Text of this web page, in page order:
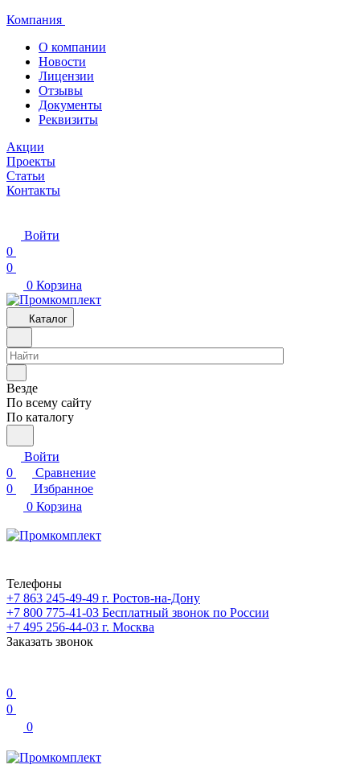
Компания
О компании
Новости
Лицензии
Отзывы
Документы
Реквизиты
Акции
Проекты
Статьи
Контакты
Войти
0
0
0 Корзина
Каталог
Везде
По всему сайту
По каталогу
Войти
0
Сравнение
0
Избранное
0 Корзина
Телефоны
+7 863 245-49-49 г. Ростов-на-Дону
+7 800 775-41-03 Бесплатный звонок по России
+7 495 256-44-03 г. Москва
Заказать звонок
0
0
0